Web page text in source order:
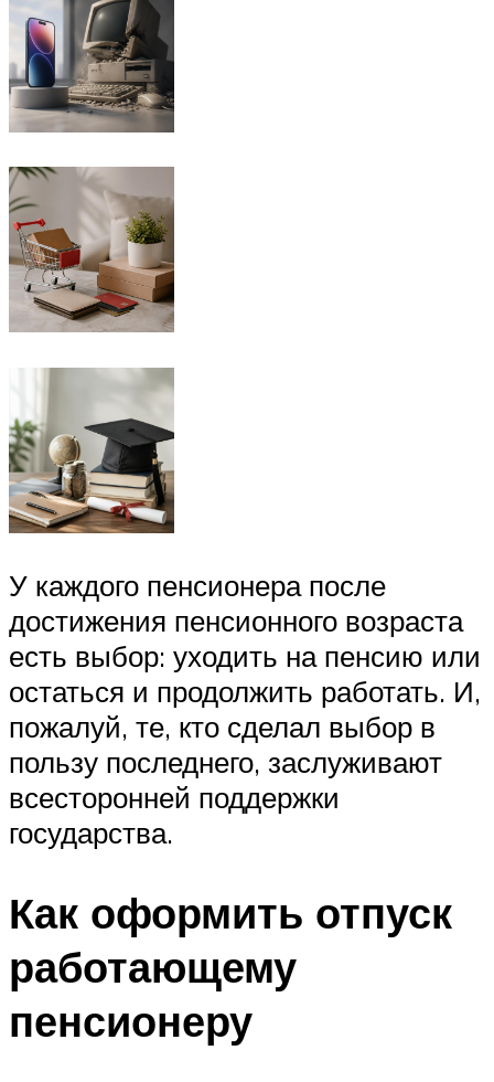
У каждого пенсионера после
достижения пенсионного возраста
есть выбор: уходить на пенсию или
остаться и продолжить работать. И,
пожалуй, те, кто сделал выбор в
пользу последнего, заслуживают
всесторонней поддержки
государства.
Как оформить отпуск
работающему
пенсионеру